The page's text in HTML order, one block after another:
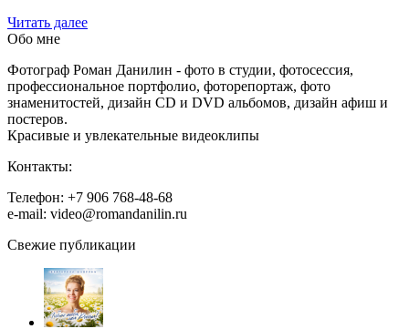
Читать далее
Обо мне
Фотограф Роман Данилин - фото в студии, фотосессия,
профессиональное портфолио, фоторепортаж, фото
знаменитостей, дизайн CD и DVD альбомов, дизайн афиш и
постеров.
Красивые и увлекательные видеоклипы
Контакты:
Телефон: +7 906 768-48-68
e-mail: video@romandanilin.ru
Свежие публикации